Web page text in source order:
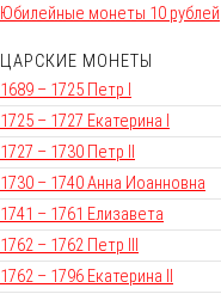
Юбилейные монеты 10 рублей
ЦАРСКИЕ МОНЕТЫ
1689 – 1725 Петр I
1725 – 1727 Екатерина I
1727 – 1730 Петр II
1730 – 1740 Анна Иоанновна
1741 – 1761 Елизавета
1762 – 1762 Петр III
1762 – 1796 Екатерина II